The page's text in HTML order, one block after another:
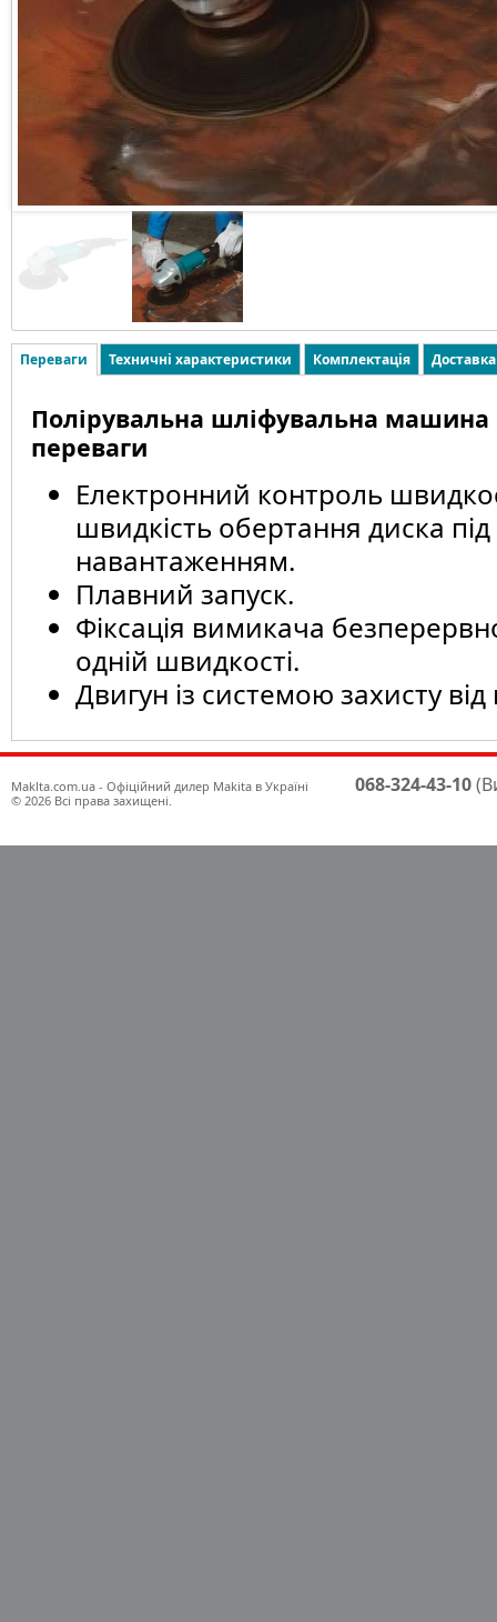
Переваги Техничні характеристики Комплектація
Полірувальна шліфувальна машина
переваги
Електронний контроль
швидкість обертання диска під
навантаженням.
Плавний запуск.
Фіксація вимикача
одній швидкості.
Двигун із системою захисту від
Maklta.com.ua - Офіційний дилер Makita в Україні
© 2026 Всі права захищені.
068-324-43-10